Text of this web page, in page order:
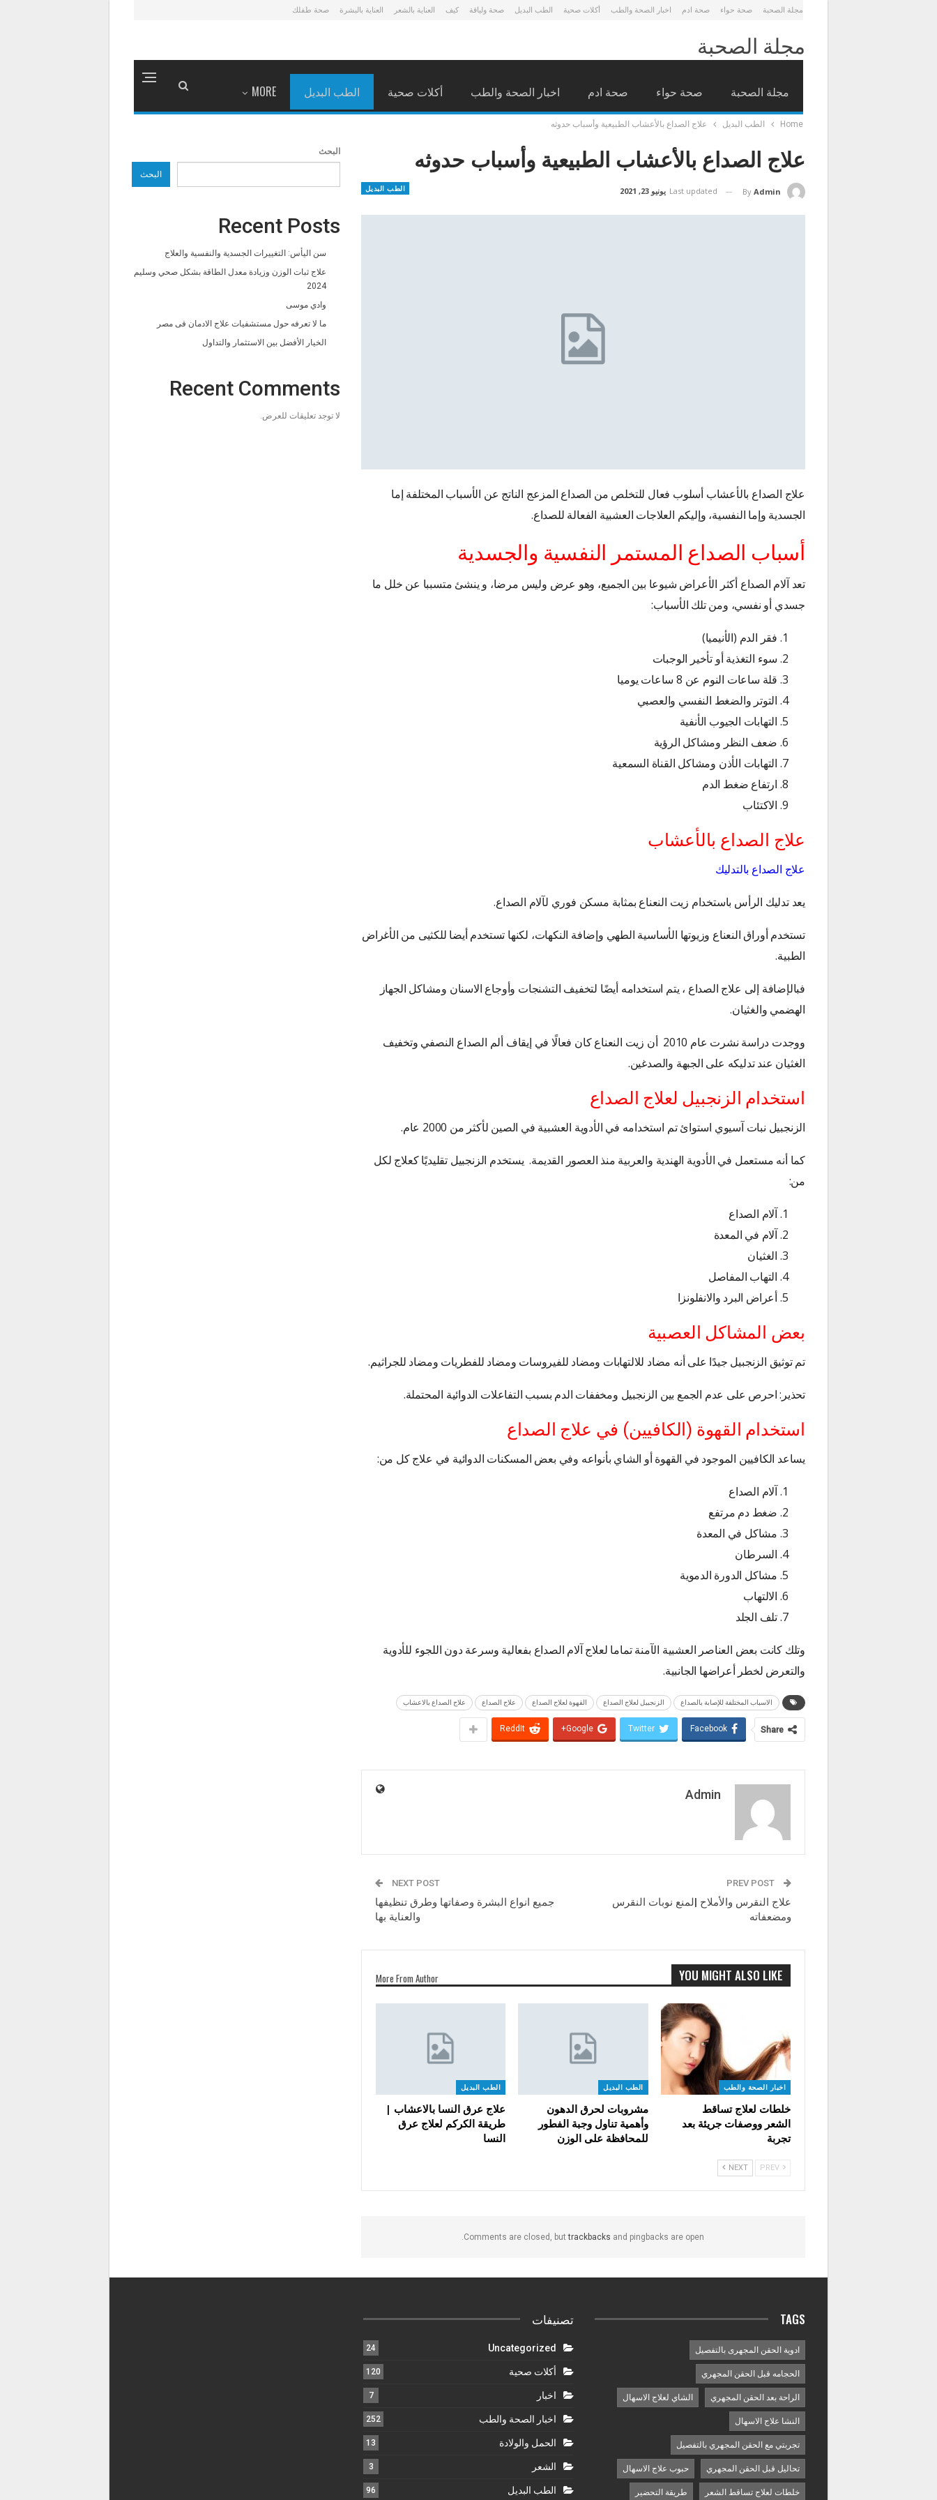
مجلة الصحبة صحة حواء صحة ادم اخبار الصحة والطب أكلات صحية الطب البديل صحة ولياقة كيف العناية بالشعر العناية بالبشرة صحة طفلك
مجلة الصحبة
مجلة الصحبة صحة حواء صحة ادم اخبار الصحة والطب أكلات صحية الطب البديل MORE
Home الطب البديل علاج الصداع بالأعشاب الطبيعية وأسباب حدوثه
علاج الصداع بالأعشاب الطبيعية وأسباب حدوثه
الطب البديل By Admin
Last updated يونيو 23, 2021
علاج الصداع بالأعشاب أسلوب فعال للتخلص من الصداع المزعج الناتج عن الأسباب المختلفة إما
الجسدية وإما النفسية، وإليكم العلاجات العشبية الفعالة للصداع.
أسباب الصداع المستمر النفسية والجسدية
تعد آلام الصداع أكثر الأعراض شيوعا بين الجميع، وهو عرض وليس مرضا، و ينشئ متسببا عن خلل ما
جسدي أو نفسي، ومن تلك الأسباب:
فقر الدم (الأنيميا)
سوء التغذية أو تأخير الوجبات
قلة ساعات النوم عن 8 ساعات يوميا
التوتر والضغط النفسي والعصبي
التهابات الجيوب الأنفية
ضعف النظر ومشاكل الرؤية
التهابات الأذن ومشاكل القناة السمعية
ارتفاع ضغط الدم
الاكتئاب
علاج الصداع بالأعشاب
علاج الصداع بالتدليك
يعد تدليك الرأس باستخدام زيت النعناع بمثابة مسكن فوري لآلام الصداع.
تستخدم أوراق النعناع وزيوتها الأساسية الطهي وإضافة النكهات، لكنها تستخدم أيضا للكثيى من الأغراض
الطبية.
فبالإضافة إلى علاج الصداع ، يتم استخدامه أيضًا لتخفيف التشنجات وأوجاع الاسنان ومشاكل الجهاز
الهضمي والغثيان.
ووجدت دراسة نشرت عام 2010 أن زيت النعناع كان فعالًا في إيقاف ألم الصداع النصفي وتخفيف
الغثيان عند تدليكه على الجبهة والصدغين.
استخدام الزنجبيل لعلاج الصداع
الزنجبيل نبات آسيوي استوائ تم استخدامه في الأدوية العشبية في الصين لأكثر من 2000 عام.
كما أنه مستعمل في الأدوية الهندية والعربية منذ العصور القديمة. يستخدم الزنجبيل تقليديًا كعلاج لكل
من:
آلام الصداع
آلام في المعدة
الغثيان
التهاب المفاصل
أعراض البرد والانفلونزا
بعض المشاكل العصبية
تم توثيق الزنجبيل جيدًا على أنه مضاد للالتهابات ومضاد للفيروسات ومضاد للفطريات ومضاد للجراثيم.
تحذير: احرص على عدم الجمع بين الزنجبيل ومخففات الدم بسبب التفاعلات الدوائية المحتملة.
استخدام القهوة (الكافيين) في علاج الصداع
يساعد الكافيين الموجود في القهوة أو الشاي بأنواعه وفي بعض المسكنات الدوائية في علاج كل من:
آلام الصداع
ضغط دم مرتفع
مشاكل في المعدة
السرطان
مشاكل الدورة الدموية
الالتهاب
تلف الجلد
وتلك كانت بعض العناصر العشبية الآمنة تماما لعلاج آلام الصداع بفعالية وسرعة دون اللجوء للأدوية
والتعرض لخطر أعراضها الجانبية.
الاسباب المختلفة للإصابة بالصداع الزنجبيل لعلاج الصداع القهوة لعلاج الصداع علاج الصداع علاج الصداع بالاعشاب
Share
Facebook
Twitter
Google+
ReddIt
Admin
علاج النقرس والأملاح |لمنع نوبات النقرس
ومضعفاته
NEXT POST
جميع انواع البشرة وصفاتها وطرق تنظيفها
والعناية بها
YOU MIGHT ALSO LIKE
More From Author
اخبار الصحة والطب
خلطات لعلاج تساقط
الشعر ووصفات جريئة بعد
تجربة
الطب البديل
مشروبات لحرق الدهون
وأهمية تناول وجبة الفطور
للمحافظة على الوزن
الطب البديل
علاج عرق النسا بالاعشاب |
طريقة الكركم لعلاج عرق
النسا
NEXT
Comments are closed, buttrackbacks and pingbacks are open.
البحث
البحث
Recent Posts
سن اليأس: التغييرات الجسدية والنفسية والعلاج
علاج ثبات الوزن وزيادة معدل الطاقة بشكل صحي وسليم
2024
وادي موسى
ما لا تعرفه حول مستشفيات علاج الادمان فى مصر
الخيار الأفضل بين الاستثمار والتداول
Recent Comments
لا توجد تعليقات للعرض.
TAGS
ادوية الحقن المجهرى بالتفصيل
الحجامه قبل الحقن المجهري
الراحة بعد الحقن المجهري الشاي لعلاج الاسهال
النشا علاج الاسهال
تجربتي مع الحقن المجهري بالتفصيل
تحاليل قبل الحقن المجهري حبوب علاج الاسهال
خلطات لعلاج تساقط الشعر طريقة التحضير
تصنيفات
Uncategorized
24
أكلات صحية 120
اخبار 7
اخبار الصحة والطب 252
الحمل والولادة 13
الشعر 3
الطب البديل 96